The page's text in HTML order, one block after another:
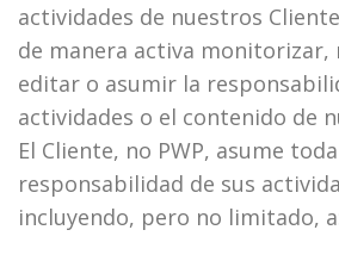
actividades de nuestros
de manera activa monitorizar,
editar o asumir la
actividades o el contenido de
El Cliente, no PWP, asume
responsabilidad de sus
incluyendo, pero no limitado,